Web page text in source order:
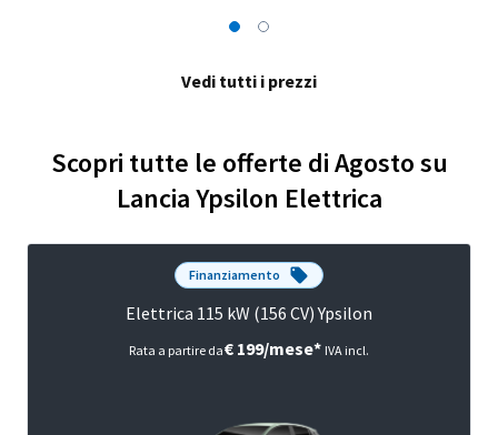
Vedi tutti i prezzi
Scopri tutte le offerte di Agosto su
Lancia Ypsilon Elettrica
Finanziamento
Elettrica 115 kW (156 CV) Ypsilon
Rata a partire da€ 199/mese* IVA incl.